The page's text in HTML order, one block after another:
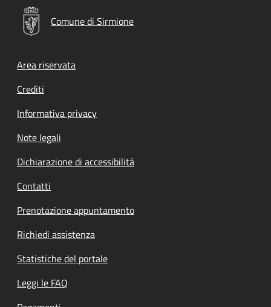
Comune di Sirmione
Footer menu
Area riservata
Crediti
Informativa privacy
Note legali
Dichiarazione di accessibilità
Contatti
Prenotazione appuntamento
Richiedi assistenza
Statistiche del portale
Leggi le FAQ